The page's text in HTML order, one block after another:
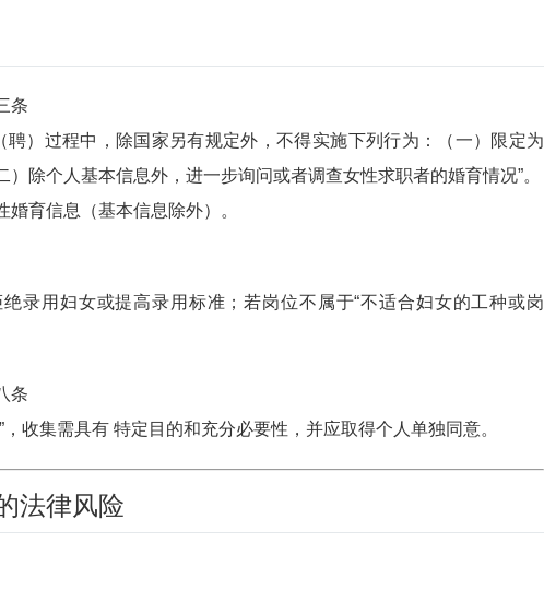
条
聘）过程中，除国家另有规定外，不得实施下列行为：（一）限定为
除个人基本信息外，进一步询问或者调查女性求职者的婚育情况”。
育信息（基本信息除外）。
录用妇女或提高录用标准；若岗位不属于“不适合妇女的工种或岗
条
收集需具有 特定目的和充分必要性，并应取得个人单独同意。
法律风险